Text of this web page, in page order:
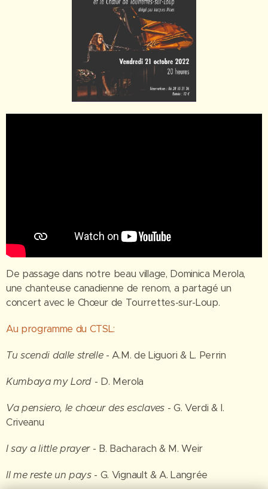
De passage dans notre beau village, Dominica Merola,
une chanteuse canadienne de renom, a partagé un
concert avec le Chœur de Tourrettes-sur-Loup.
Au programme du CTSL:
Tu scendi dalle strelle- A.M. de Liguori & L. Perrin
Kumbaya my Lord - D. Merola
Va pensiero, le chœur des esclaves- G. Verdi & I.
Criveanu
I say a little prayer- B. Bacharach & M. Weir
Il me reste un pays- G. Vignault & A. Langrée